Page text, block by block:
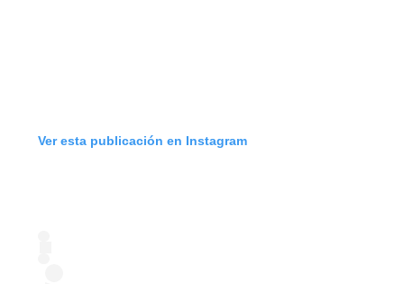
Ver esta publicación en Instagram